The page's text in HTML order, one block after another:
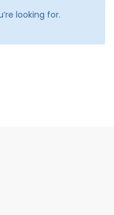
looking for.